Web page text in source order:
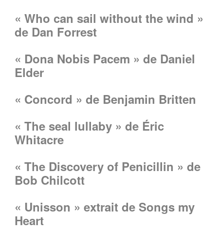
« Who can sail without the wind »
de Dan Forrest
« Dona Nobis Pacem » de Daniel
Elder
« Concord » de Benjamin Britten
« The seal lullaby » de Éric
Whitacre
« The Discovery of Penicillin » de
Bob Chilcott
« Unisson » extrait de Songs my
Heart